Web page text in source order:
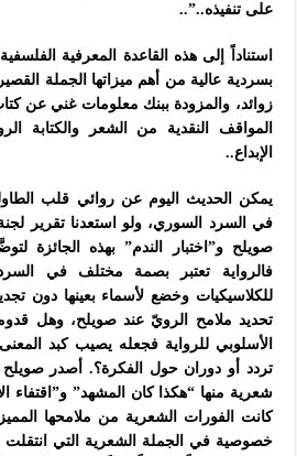
على تنفيذه..”..
استناداً إلى هذه القاعدة المعرفية
بسردية عالية من أهم ميزاتها الجملة
زوائد، والمزودة ببنك معلومات غني عن
المواقف النقدية من الشعر والكتابة
الإبداع..
يمكن الحديث اليوم عن روائي قلب
في السرد السوري، ولو استعدنا تقرير
صويلح و”اختبار الندم” بهذه الجائزة
فالرواية تعتبر بصمة مختلف في
للكلاسيكيات وخضع لأسماء بعينها دون
تحديد ملامح الرويّ عند صويلح، وهل
الأسلوبي للرواية فجعله يصيب كبد
تردد أو دوران حول الفكرة؟. أصدر
شعرية منها “هكذا كان المشهد” و”اقتفاء
كانت الفورات الشعرية من ملامحها
خصوصية في الجملة الشعرية التي انتقلت